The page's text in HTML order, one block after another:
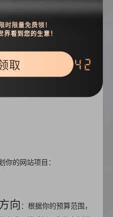
图文资料录入网站后台。
交搜索引擎，正式发布。
你的网站项目：
向 ：根据你的预算范围，
限量免费领！
看到您的生意！
取 41